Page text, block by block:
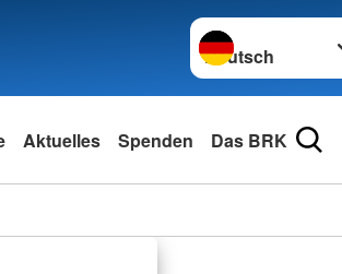
Sprache wechseln
Aktuelles Spenden Das BRK